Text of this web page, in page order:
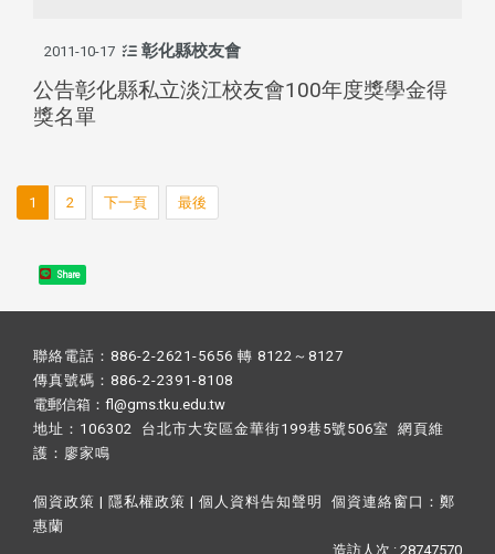
2011-10-17 彰化縣校友會
公告彰化縣私立淡江校友會100年度獎學金得
獎名單
1 2 下一頁 最後
Share
聯絡電話：886-2-2621-5656 轉 8122～8127
傳真號碼：886-2-2391-8108
電郵信箱：fl@gms.tku.edu.tw
地址：106302 台北市大安區金華街199巷5號506室 網頁維
護： 廖家鳴​
個資政策 | 隱私權政策 | 個人資料告知聲明 個資連絡窗口： 鄭
惠蘭
造訪人次 : 28747570